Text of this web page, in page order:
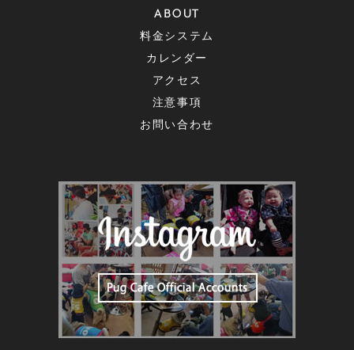
ABOUT
料金システム
カレンダー
アクセス
注意事項
お問い合わせ